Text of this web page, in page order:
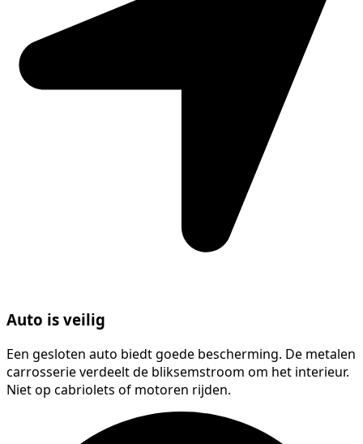
Auto is veilig
Een gesloten auto biedt goede bescherming. De metalen
carrosserie verdeelt de bliksemstroom om het interieur.
Niet op cabriolets of motoren rijden.